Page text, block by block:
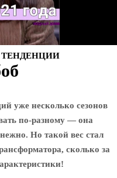
ТЕНДЕНЦИИ
уже несколько сезонов
по-разному — она
Но такой вес стал
сколько за